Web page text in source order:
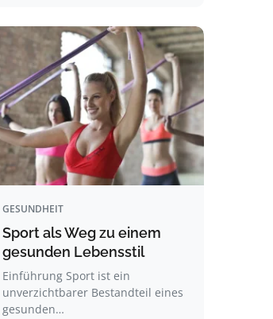
GESUNDHEIT
Sport als Weg zu einem
gesunden Lebensstil
Einführung Sport ist ein
unverzichtbarer Bestandteil eines
gesunden…